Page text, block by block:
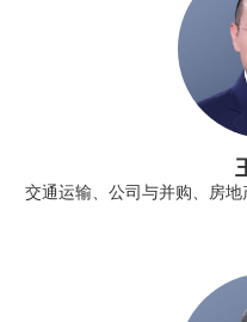
交通运输、公司与并购、房